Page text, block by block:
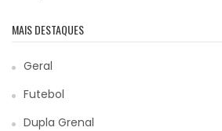
MAIS DESTAQUES
Geral
Futebol
Dupla Grenal